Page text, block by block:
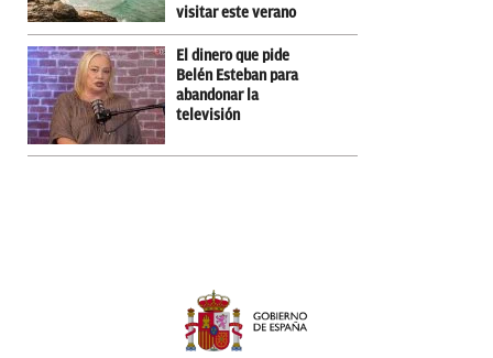
visitar este verano
El dinero que pide
Belén Esteban para
abandonar la
televisión